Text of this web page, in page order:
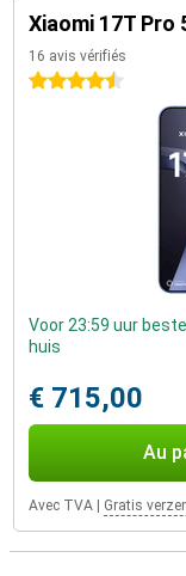
Xiaomi 17T Pro
16 avis vérifiés
4.5 étoiles
Voor 23:59 uur
huis
€ 715,00
Au
Avec TVA Gratis